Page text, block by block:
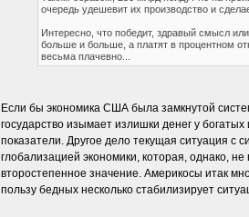
очередь удешевит их производство и
Интересно, что победит, здравый смысл
больше и больше, а платят в процентном
весьма плачевно...
Если бы экономика США была замкнутой
государство изымает излишки денег у
показатели. Другое дело текущая ситуация с
глобализацией экономики, которая, однако,
второстепенное значение. Америкосы итак
пользу бедных несколько стабилизирует